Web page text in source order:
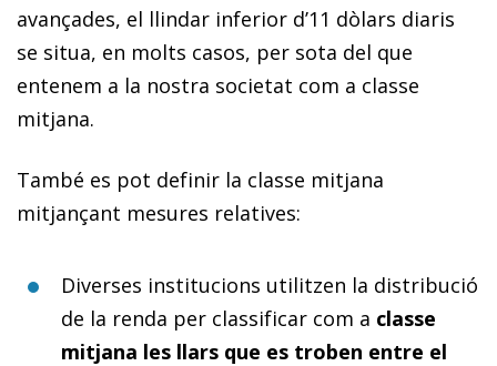
avançades, el llindar inferior d’11 dòlars diaris
se situa, en molts casos, per sota del que
entenem a la nostra societat com a classe
mitjana.
També es pot definir la classe mitjana
mitjançant mesures relatives:
Diverses institucions utilitzen la distribució
de la renda per classificar com a classe
mitjana les llars que es troben entre el